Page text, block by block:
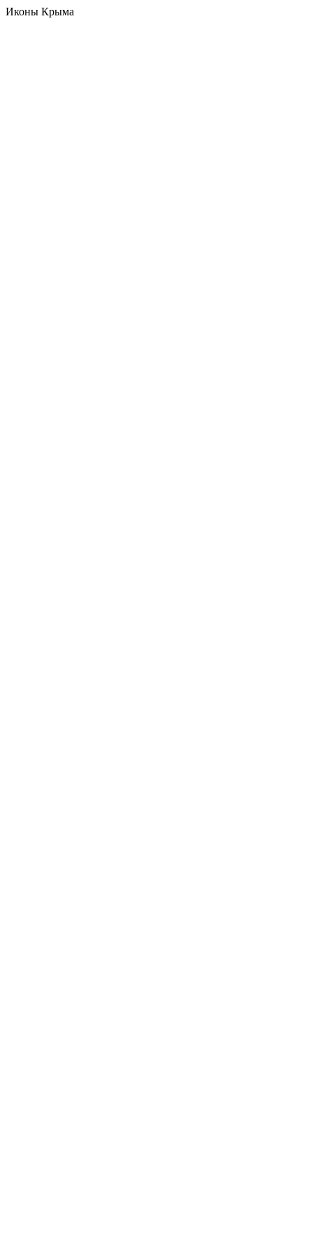
Иконы Крыма